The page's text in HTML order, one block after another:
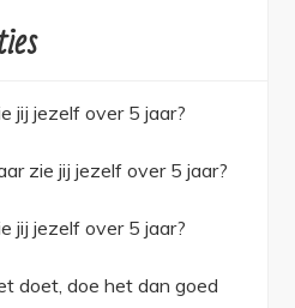
jij jezelf over 5 jaar?
zie jij jezelf over 5 jaar?
jij jezelf over 5 jaar?
doet, doe het dan goed